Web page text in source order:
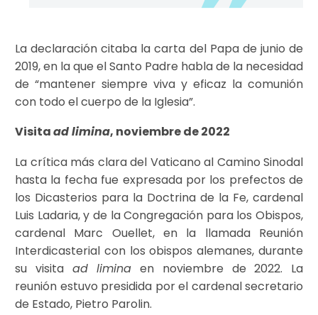
La declaración citaba la carta del Papa de junio de
2019, en la que el Santo Padre habla de la necesidad
de “mantener siempre viva y eficaz la comunión
con todo el cuerpo de la Iglesia”.
Visitaad limina, noviembre de 2022
La crítica más clara del Vaticano al Camino Sinodal
hasta la fecha fue expresada por los prefectos de
los Dicasterios para la Doctrina de la Fe, cardenal
Luis Ladaria, y de la Congregación para los Obispos,
cardenal Marc Ouellet, en la llamada Reunión
Interdicasterial con los obispos alemanes, durante
su visita ad limina en noviembre de 2022. La
reunión estuvo presidida por el cardenal secretario
de Estado, Pietro Parolin.